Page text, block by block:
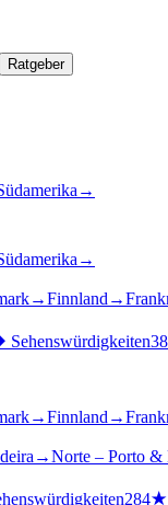
Ratgeber
→
→
→Finnland →
Sehenswürdigkeiten
→Finnland →
→Norte – Porto &
284★